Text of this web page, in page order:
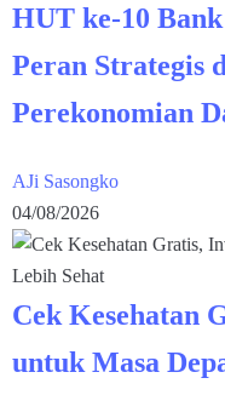
HUT ke-10
Peran Strategis
Perekonomian
AJi Sasongko
04/08/2026
Cek Kesehatan
untuk Masa